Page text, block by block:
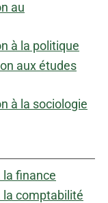
au
à la politique
aux études
à la sociologie
la finance
la comptabilité